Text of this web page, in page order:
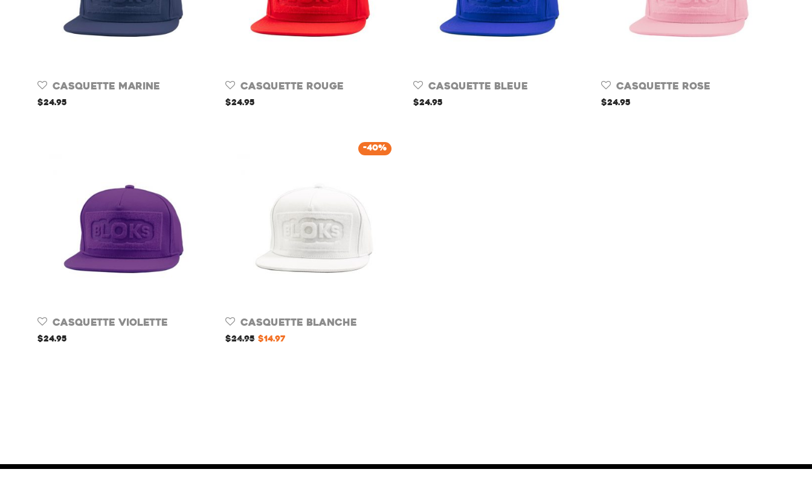
Casquette Marine
$24.95
Casquette Rouge
$24.95
Casquette Bleue
$24.95
Casquette Rose
$24.95
Casquette Violette
$24.95
-40%
Casquette Blanche
$24.95 $14.97